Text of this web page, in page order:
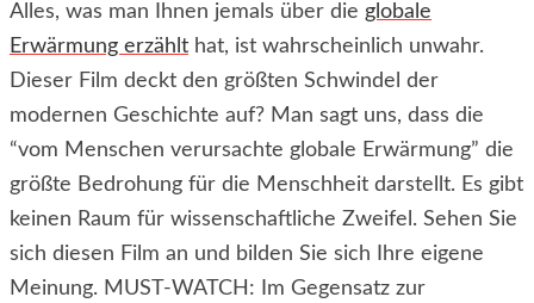
Alles, was man Ihnen jemals über die globale
Erwärmung erzählt hat, ist wahrscheinlich unwahr.
Dieser Film deckt den größten Schwindel der
modernen Geschichte auf? Man sagt uns, dass die
“vom Menschen verursachte globale Erwärmung” die
größte Bedrohung für die Menschheit darstellt. Es gibt
keinen Raum für wissenschaftliche Zweifel. Sehen Sie
sich diesen Film an und bilden Sie sich Ihre eigene
Meinung. MUST-WATCH: Im Gegensatz zur